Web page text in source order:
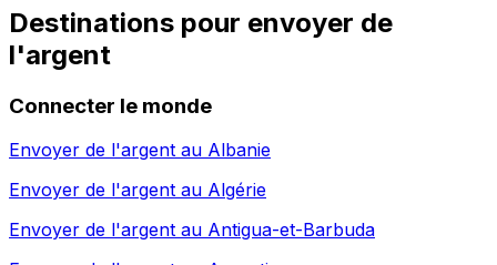
Destinations pour envoyer de
l'argent
Connecter le monde
Envoyer de l'argent au Albanie
Envoyer de l'argent au Algérie
Envoyer de l'argent au Antigua-et-Barbuda